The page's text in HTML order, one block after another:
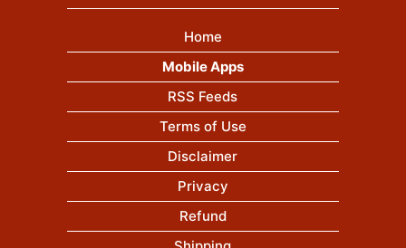
Home
Mobile Apps
RSS Feeds
Terms of Use
Disclaimer
Privacy
Refund